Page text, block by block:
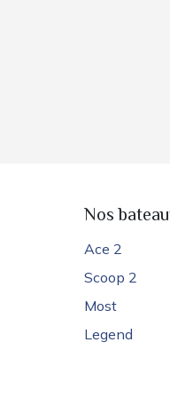
Nos
Ace 2
Scoop 2
Most
Legend